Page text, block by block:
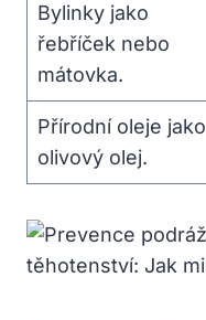
Bylinky jako
řebříček nebo
mátovka.
Přírodní oleje jako
olivový olej.